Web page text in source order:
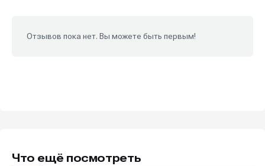
Отзывов пока нет. Вы можете быть первым!
Что ещё посмотреть